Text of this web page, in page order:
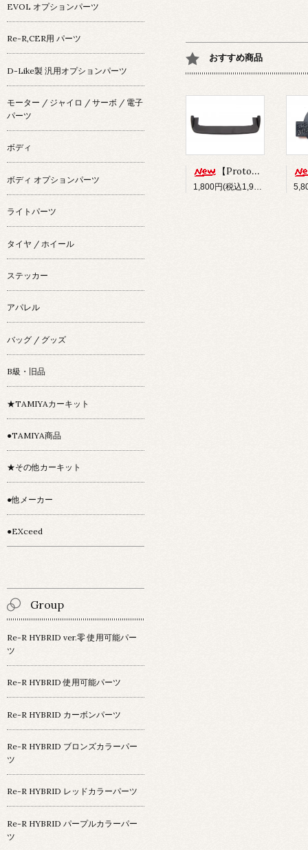
おすすめ商品
【Prototype34】フロントディフューザー
1,800円(税込1,980円)
EVOL オプションパーツ
Re-R,CER用 パーツ
D-Like製 汎用オプションパーツ
モーター / ジャイロ / サーボ / 電子
パーツ
ボディ
ボディ オプションパーツ
ライトパーツ
タイヤ / ホイール
ステッカー
アパレル
バッグ / グッズ
B級・旧品
★TAMIYAカーキット
●TAMIYA商品
★その他カーキット
●他メーカー
●EXceed
Group
Re-R HYBRID ver.零 使用可能パー
ツ
Re-R HYBRID 使用可能パーツ
Re-R HYBRID カーボンパーツ
Re-R HYBRID ブロンズカラーパー
ツ
Re-R HYBRID レッドカラーパーツ
Re-R HYBRID パープルカラーパー
ツ